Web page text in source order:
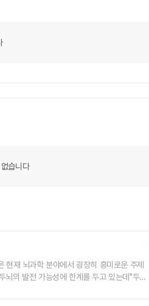
습니다
현재 뇌과학 분야에서 굉장히 흥미로운 주제
뇌의 발전 가능성에 한계를 두고 있는데"두뇌